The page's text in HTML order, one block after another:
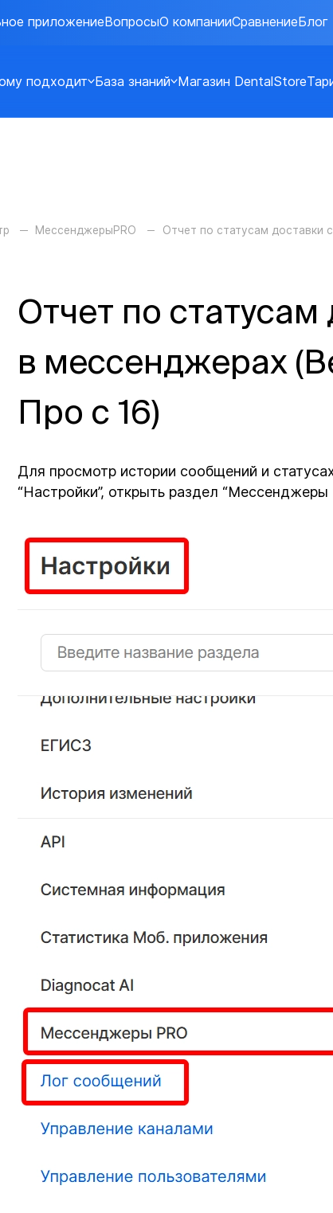
приложениеВопросыО компанииСравнениеБлог
подходит База знаний Магазин DentalStore
МессенджерыPRO Отчет по статусам доставки
Отчет по
в мессенджерах
Про с 16)
Для просмотр истории сообщений и
“Настройки”, открыть раздел “Мессенджеры